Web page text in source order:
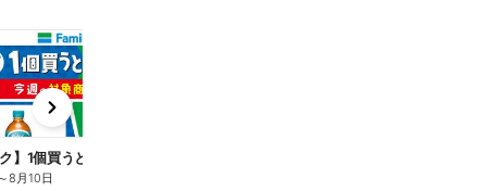
ク】1個買うと1個もらえる/麦茶
～8月10日
e
x
t